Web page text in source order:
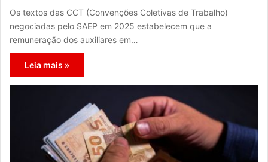
Os textos das CCT (Convenções Coletivas de Trabalho)
negociadas pelo SAEP em 2025 estabelecem que a
remuneração dos auxiliares em…
Leia mais »